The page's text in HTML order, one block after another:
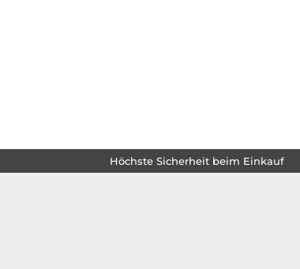
Höchste Sicherheit beim Einkauf